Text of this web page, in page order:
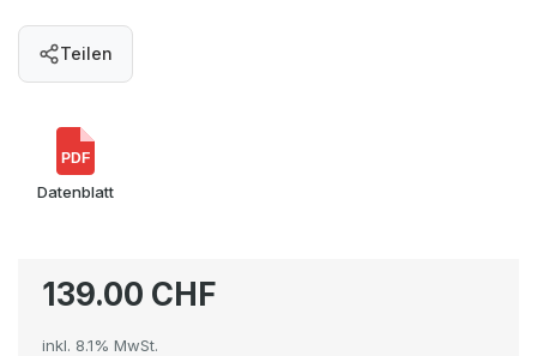
Teilen
PDF
Datenblatt
139.00 CHF
inkl. 8.1% MwSt.